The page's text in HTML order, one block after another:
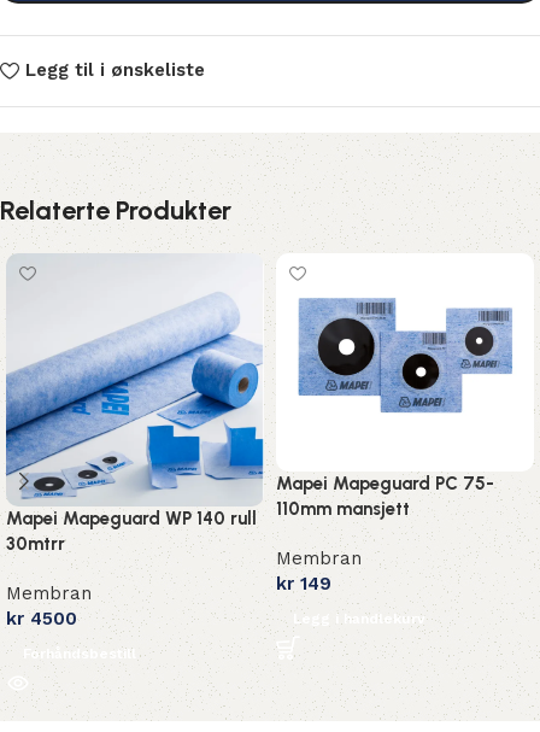
Legg til i ønskeliste
Relaterte Produkter
Mapei Mapeguard WP 140 rull
30mtrr
Membran
kr 4500
Forhåndsbestill
Mapei Mapeguard PC 75-
110mm mansjett
Membran
kr149
Legg i handlekurv